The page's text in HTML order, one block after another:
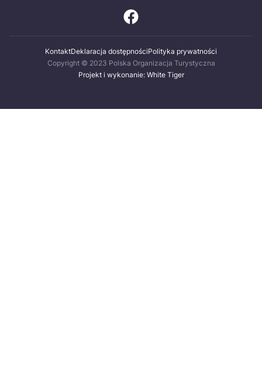
KontaktDeklaracja dostępnościPolityka prywatności
Copyright © 2023 Polska Organizacja Turystyczna
Projekt i wykonanie: White Tiger